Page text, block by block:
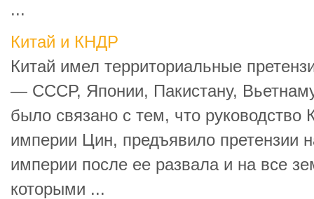
...
Китай и КНДР
Китай имел территориальные
— СССР, Японии, Пакистану,
было связано с тем, что руководство
империи Цин, предъявило претензии
империи после ее развала и на все
которыми ...